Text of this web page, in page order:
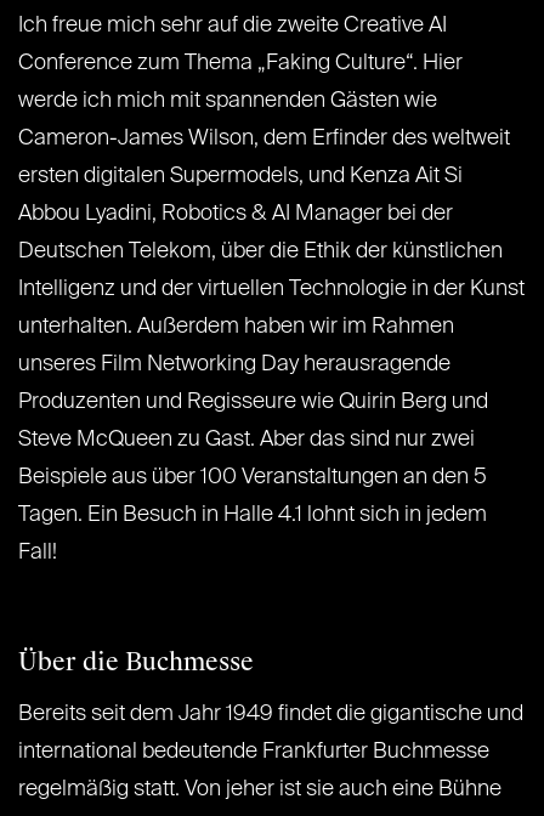
Ich freue mich sehr auf die zweite Creative AI
Conference zum Thema „Faking Culture“. Hier
werde ich mich mit spannenden Gästen wie
Cameron-James Wilson, dem Erfinder des weltweit
ersten digitalen Supermodels, und Kenza Ait Si
Abbou Lyadini, Robotics & AI Manager bei der
Deutschen Telekom, über die Ethik der künstlichen
Intelligenz und der virtuellen Technologie in der Kunst
unterhalten. Außerdem haben wir im Rahmen
unseres Film Networking Day herausragende
Produzenten und Regisseure wie Quirin Berg und
Steve McQueen zu Gast. Aber das sind nur zwei
Beispiele aus über 100 Veranstaltungen an den 5
Tagen. Ein Besuch in Halle 4.1 lohnt sich in jedem
Fall!
Über die Buchmesse
Bereits seit dem Jahr 1949 findet die gigantische und
international bedeutende Frankfurter Buchmesse
regelmäßig statt. Von jeher ist sie auch eine Bühne